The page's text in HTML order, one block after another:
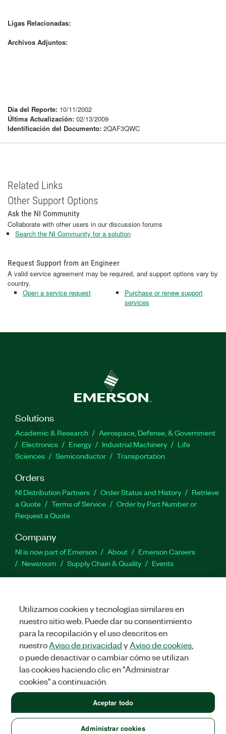
Ligas Relacionadas:
Archivos Adjuntos:
Día del Reporte: 10/11/2002
Última Actualización: 02/13/2009
Identificación del Documento: 2QAF3QWC
Related Links
Other Support Options
Ask the NI Community
Collaborate with other users in our discussion forums
Search the NI Community for a solution
Request Support from an Engineer
A valid service agreement may be required, and support options vary by
country.
Open a service request
Purchase or renew support
services
Solutions
Academic & Research
Aerospace, Defense, & Government
Electronics
Energy Industrial Machinery
Life
Sciences
Semiconductor Transportation
Orders
NI Distribution Partners Order Status and History
Retrieve
a Quote
Terms of Service
Order by Part Number or
Request a Quote
Company
NI is now part of Emerson About
Emerson Careers
Newsroom
Supply Chain & Quality Events
Activate a Product
Submit a Service Request
Feedback
Facebook
TwitterLinkedIn
United States (English)
LEGAL|IMPRINT|PRIVACY|Administrar cookies
©2026NATIONAL INSTRUMENTS CORP. ALL RIGHTS RESERVED.
Utilizamos cookies y tecnologías similares en
nuestro sitio web. Puede dar su consentimiento
para la recopilación y el uso descritos en
nuestroAviso de privacidadyAviso de cookies
o puede desactivar o cambiar cómo se utilizan
las cookies haciendo clic en "Administrar
cookies" a continuación.
Administrar cookies
Aceptar todo